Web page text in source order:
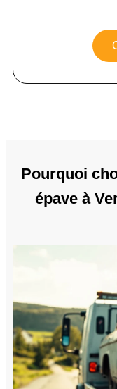
Pourquoi
épave à